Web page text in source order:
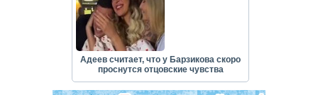
Адеев считает, что у Барзикова скоро
проснутся отцовские чувства